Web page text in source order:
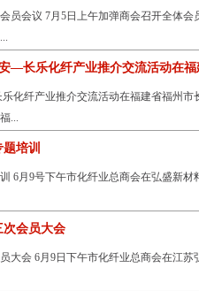
员会议 7月5日上午加弹商会召开全体
—长乐化纤产业推介交流活动在
化纤产业推介交流活动在福建省福州
...
培训
6月9号下午市化纤业总商会在弘盛新
次会员大会
大会 6月9日下午市化纤业总商会在江